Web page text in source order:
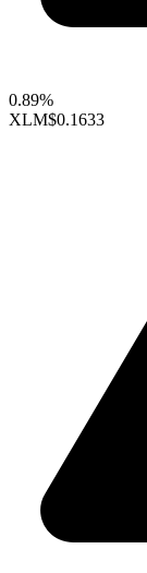
0.89%
XLM$0.1633